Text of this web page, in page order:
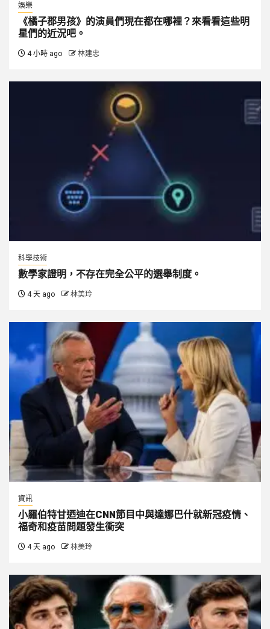
娛樂
《橘子郡男孩》的演員們現在都在哪裡？來看看這些明
星們的近況吧。
4 小時 ago 林建忠
科學技術
數學家證明，不存在完全公平的選舉制度。
4 天 ago 林美玲
資訊
小羅伯特甘迺迪在CNN節目中與達娜巴什就新冠疫情、
福奇和疫苗問題發生衝突
4 天 ago 林美玲